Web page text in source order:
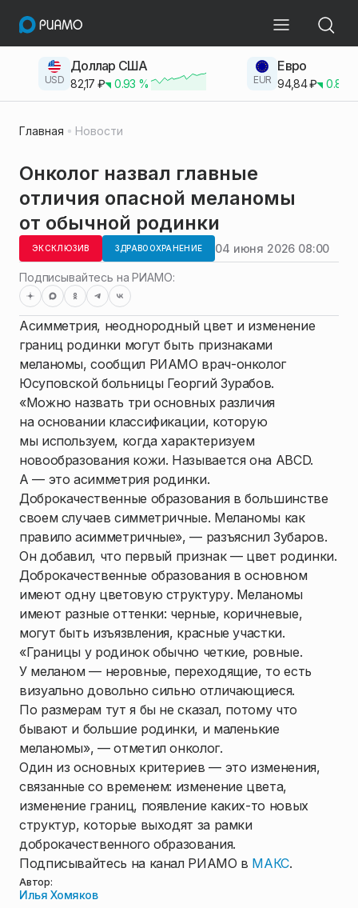
USD
Доллар США
82,17 ₽ 0.93 % EUR
Евро
94,84₽ 0.83
Главная Новости
Онколог назвал главные
отличия опасной меланомы
от обычной родинки
ЭКСКЛЮЗИВ ЗДРАВООХРАНЕНИЕ 04 июня 2026 08:00
Подписывайтесь на РИАМО:
Асимметрия, неоднородный цвет и изменение
границ родинки могут быть признаками
меланомы, сообщил РИАМО врач-онколог
Юсуповской больницы Георгий Зурабов.
«Можно назвать три основных различия
на основании классификации, которую
мы используем, когда характеризуем
новообразования кожи. Называется она ABCD.
A — это асимметрия родинки.
Доброкачественные образования в большинстве
своем случаев симметричные. Меланомы как
правило асимметричные», — разъяснил Зубаров.
Он добавил, что первый признак — цвет родинки.
Доброкачественные образования в основном
имеют одну цветовую структуру. Меланомы
имеют разные оттенки: черные, коричневые,
могут быть изъязвления, красные участки.
«Границы у родинок обычно четкие, ровные.
У меланом — неровные, переходящие, то есть
визуально довольно сильно отличающиеся.
По размерам тут я бы не сказал, потому что
бывают и большие родинки, и маленькие
меланомы», — отметил онколог.
Один из основных критериев — это изменения,
связанные со временем: изменение цвета,
изменение границ, появление каких-то новых
структур, которые выходят за рамки
доброкачественного образования.
Подписывайтесь на канал РИАМО в МАКС.
Автор:
Илья Хомяков